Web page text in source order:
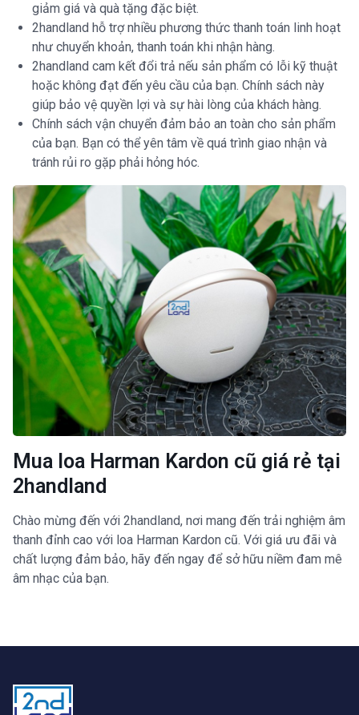
giảm giá và quà tặng đặc biệt.
2handland hỗ trợ nhiều phương thức thanh toán linh hoạt
như chuyển khoản, thanh toán khi nhận hàng.
2handland cam kết đổi trả nếu sản phẩm có lỗi kỹ thuật
hoặc không đạt đến yêu cầu của bạn. Chính sách này
giúp bảo vệ quyền lợi và sự hài lòng của khách hàng.
Chính sách vận chuyển đảm bảo an toàn cho sản phẩm
của bạn. Bạn có thể yên tâm về quá trình giao nhận và
tránh rủi ro gặp phải hỏng hóc.
Mua loa Harman Kardon cũ giá rẻ tại
2handland
Chào mừng đến với 2handland, nơi mang đến trải nghiệm âm
thanh đỉnh cao với loa Harman Kardon cũ. Với giá ưu đãi và
chất lượng đảm bảo, hãy đến ngay để sở hữu niềm đam mê
âm nhạc của bạn.